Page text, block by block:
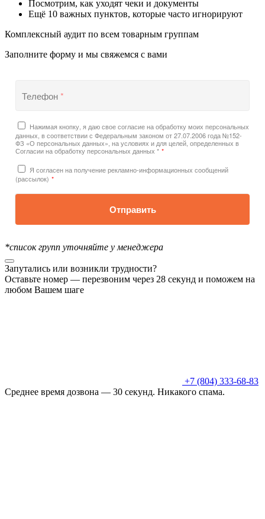
Посмотрим, как уходят чеки и документы
Ещё 10 важных пунктов, которые часто игнорируют
Комплексный аудит по всем товарным группам
Заполните форму и мы свяжемся с вами
Телефон*
Нажимая кнопку, я даю свое согласие на обработку моих персональных
данных, в соответствии с Федеральным законом от 27.07.2006 года №152-
ФЗ «О персональных данных», на условиях и для целей, определенных в
Согласии на обработку персональных данных * *
Я согласен на получение рекламно-информационных сообщений
(рассылок) *
Отправить
*список групп уточняйте у менеджера
Запутались или возникли трудности?
Оставьте номер — перезвоним через 28 секунд и поможем на
любом Вашем шаге
+7 (804) 333-68-83
Среднее время дозвона — 30 секунд. Никакого спама.